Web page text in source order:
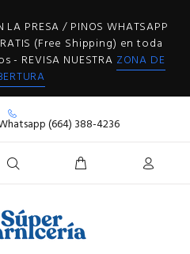
LA PRESA / PINOS WHATSAPP
(Free Shipping) en toda
- REVISA NUESTRA ZONA DE
(664) 388-4236